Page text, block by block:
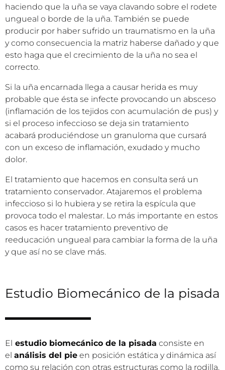
haciendo que la uña se vaya clavando sobre el rodete
ungueal o borde de la uña. También se puede
producir por haber sufrido un traumatismo en la uña
y como consecuencia la matriz haberse dañado y que
esto haga que el crecimiento de la uña no sea el
correcto.
Si la uña encarnada llega a causar herida es muy
probable que ésta se infecte provocando un absceso
(inflamación de los tejidos con acumulación de pus) y
si el proceso infeccioso se deja sin tratamiento
acabará produciéndose un granuloma que cursará
con un exceso de inflamación, exudado y mucho
dolor.
El tratamiento que hacemos en consulta será un
tratamiento conservador. Atajaremos el problema
infeccioso si lo hubiera y se retira la espícula que
provoca todo el malestar. Lo más importante en estos
casos es hacer tratamiento preventivo de
reeducación ungueal para cambiar la forma de la uña
y que así no se clave más.
Estudio Biomecánico de la pisada
El estudio biomecánico de la pisada consiste en
el análisis del pie en posición estática y dinámica así
como su relación con otras estructuras como la rodilla,